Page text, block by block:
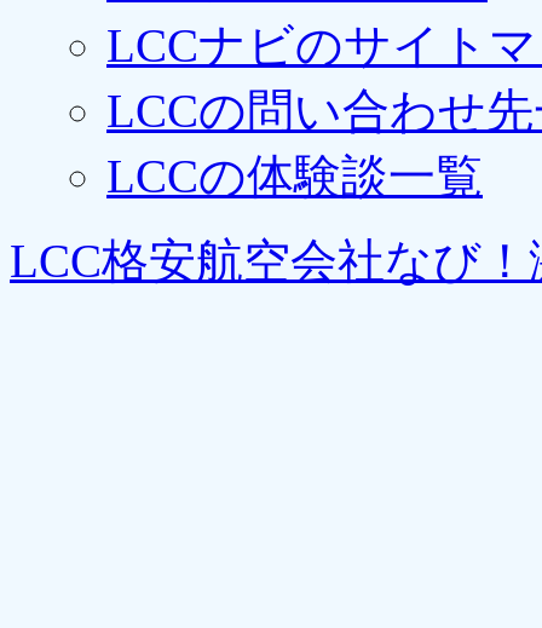
LCCナビのサイト
LCCの問い合わせ
LCCの体験談一覧
LCC格安航空会社なび